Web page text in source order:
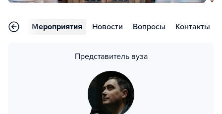
Мероприятия Новости Вопросы Контакты
Представитель вуза